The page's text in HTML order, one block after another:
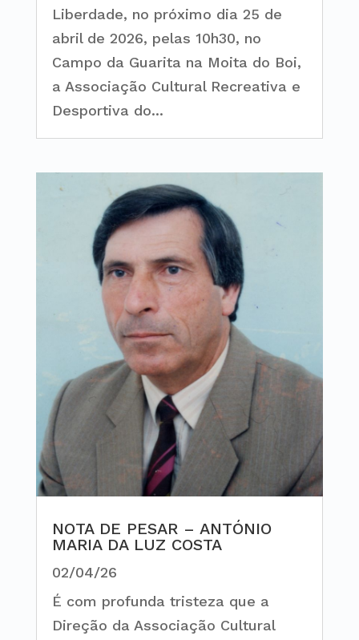
Liberdade, no próximo dia 25 de
abril de 2026, pelas 10h30, no
Campo da Guarita na Moita do Boi,
a Associação Cultural Recreativa e
Desportiva do...
NOTA DE PESAR – ANTÓNIO
MARIA DA LUZ COSTA
02/04/26
É com profunda tristeza que a
Direção da Associação Cultural